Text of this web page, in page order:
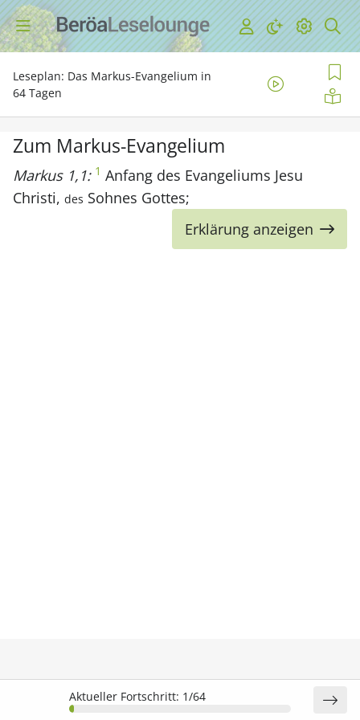
Leseplan: Das Markus-Evangelium in
64 Tagen
Zum Markus-Evangelium
Markus 1,1: 1 Anfang des Evangeliums Jesu
Christi, des Sohnes Gottes;
Erklärung anzeigen
Aktueller Fortschritt: 1/64